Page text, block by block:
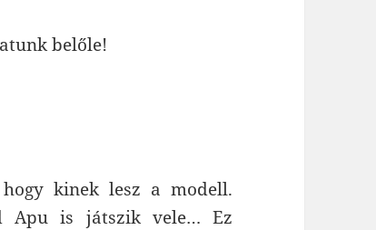
belőle!
kinek lesz a modell.
Apu is játszik vele… Ez